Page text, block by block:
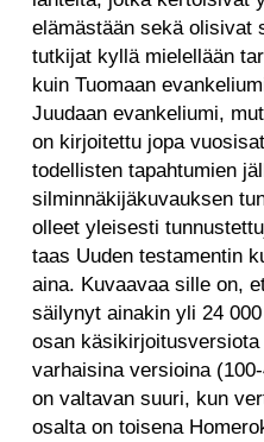
elämästään sekä olisivat
tutkijat kyllä mielellään
kuin Tuomaan
Juudaan evankeliumi,
on kirjoitettu jopa
todellisten tapahtumien
silminnäkijäkuvauksen
olleet yleisesti
taas Uuden testamentin
aina. Kuvaavaa sille on,
säilynyt ainakin yli 24
osan
varhaisina versioina
on valtavan suuri, kun
osalta on toisena